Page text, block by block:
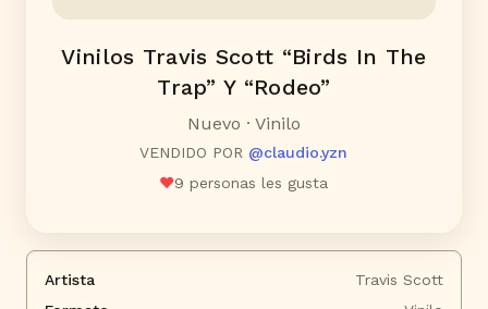
Vinilos Travis Scott “Birds In The
Trap” Y “Rodeo”
Nuevo · Vinilo
VENDIDO POR @claudio.yzn
❤️9 personas les gusta
Artista
Travis Scott